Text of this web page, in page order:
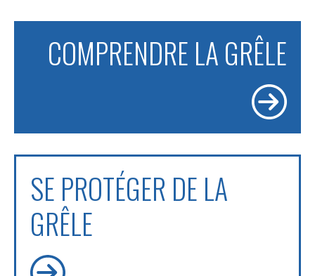
COMPRENDRE LA GRÊLE
SE PROTÉGER DE LA
GRÊLE